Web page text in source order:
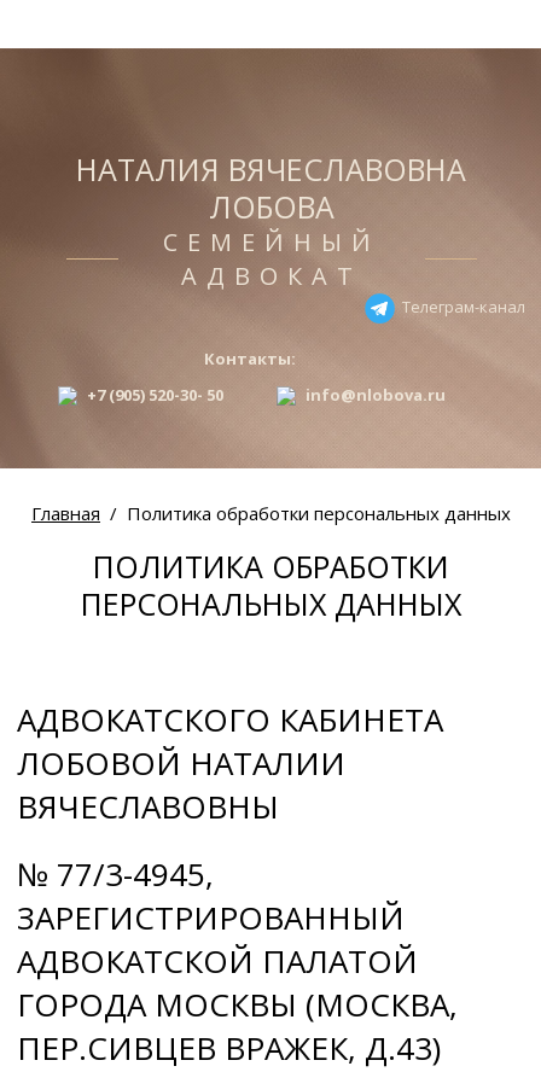
НАТАЛИЯ ВЯЧЕСЛАВОВНА
ЛОБОВА
СЕМЕЙНЫЙ
АДВОКАТ
Телеграм-канал
Контакты:
+7 (905) 520-30- 50
info@nlobova.ru
Главная Политика обработки персональных данных
ПОЛИТИКА ОБРАБОТКИ
ПЕРСОНАЛЬНЫХ ДАННЫХ
АДВОКАТСКОГО КАБИНЕТА
ЛОБОВОЙ НАТАЛИИ
ВЯЧЕСЛАВОВНЫ
№ 77/3-4945,
ЗАРЕГИСТРИРОВАННЫЙ
АДВОКАТСКОЙ ПАЛАТОЙ
ГОРОДА МОСКВЫ (МОСКВА,
ПЕР.СИВЦЕВ ВРАЖЕК, Д.43)